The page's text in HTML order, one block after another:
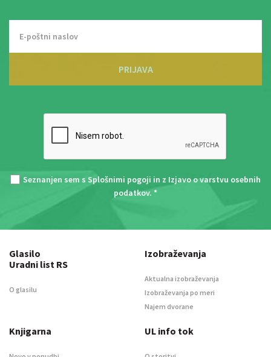
PRIJAVA
Seznanjen sem s Splošnimi pogoji in z Izjavo o varstvu osebnih
podatkov. *
Glasilo
Uradni list RS
O glasilu
Izobraževanja
Aktualna izobraževanja
Izobraževanja po meri
Najem dvorane
Knjigarna UL info tok